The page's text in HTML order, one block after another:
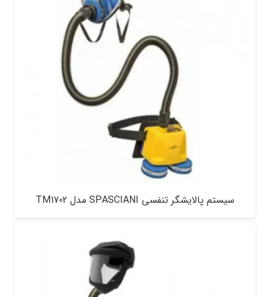
سیستم پالایشگر تنفسی SPASCIANI مدل TM1702